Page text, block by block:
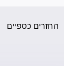
החזרים כספיים